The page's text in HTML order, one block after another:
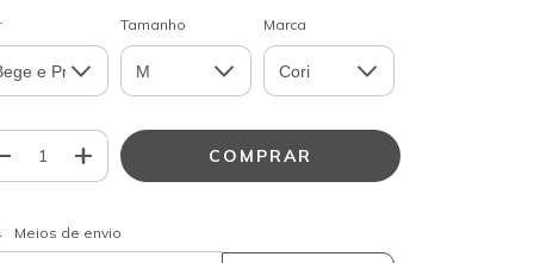
Tamanho Marca
para o CEP:
Meios de envio